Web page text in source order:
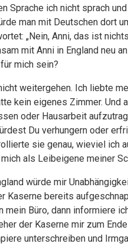
Sprache ich nicht sprach
man mit Deutschen dort
„Nein, Anni, das ist
mit Anni in England neu
mich sein?
weitergehen. Ich liebte
kein eigenes Zimmer. Und
oder Hausarbeit
Du verhungern oder
sie genau, wieviel
als Leibeigene meiner
würde mir
Kaserne bereits
mein Büro, dann informiere
der Kaserne mir zum
unterschreiben und